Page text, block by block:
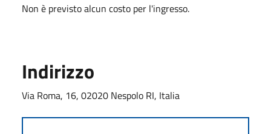
Non è previsto alcun costo per l'ingresso.
Indirizzo
Via Roma, 16, 02020 Nespolo RI, Italia